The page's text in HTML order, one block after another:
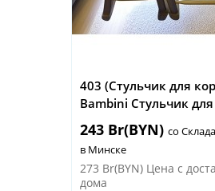
403 (Стульчик для
Bambini Стульчик
243 Br(BYN) со
в Минске
273 Br(BYN) Цена с
дома